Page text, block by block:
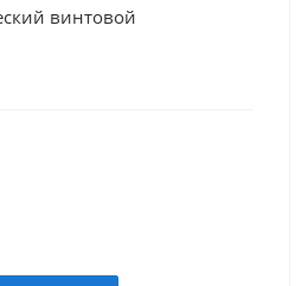
винтовой